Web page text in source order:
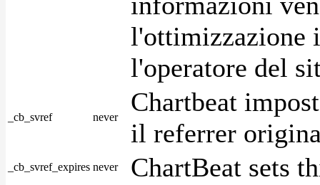
l'ottimizzazione
l'operatore del
_cb_svref never
Chartbeat
il referrer
_cb_svref_expires never ChartBeat sets